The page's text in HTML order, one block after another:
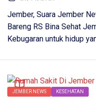
Jember, Suara Jember
Bareng RS Bina Sehat
Kebugaran untuk hidup
JEMBER NEWS KESEHATAN